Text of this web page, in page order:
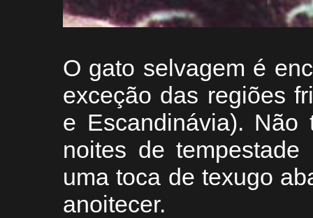
O gato selvagem é
exceção das regiões
e Escandinávia). Não
noites de
uma toca de texugo
anoitecer.